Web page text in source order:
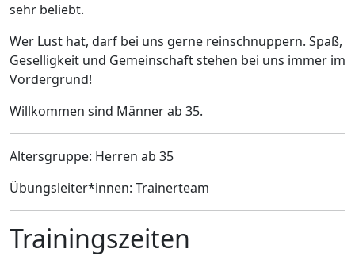
sehr beliebt.
Wer Lust hat, darf bei uns gerne reinschnuppern. Spaß,
Geselligkeit und Gemeinschaft stehen bei uns immer im
Vordergrund!
Willkommen sind Männer ab 35.
Altersgruppe: Herren ab 35
Übungsleiter*innen: Trainerteam
Trainingszeiten